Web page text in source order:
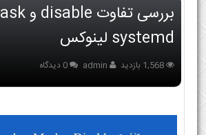
systemd لینوکس
1,568 بازدید admin 0 دیدگاه